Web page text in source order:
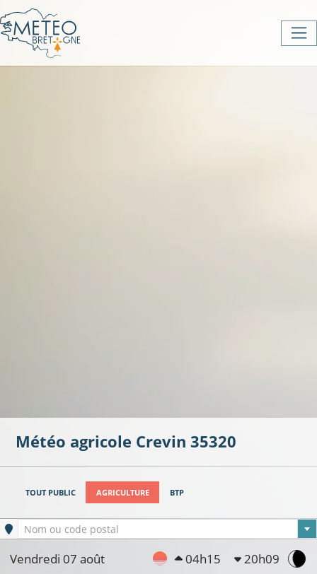
Météo agricole Crevin 35320
TOUT PUBLIC AGRICULTURE BTP
Ville sélectionnée
Nom ou code postal
Vendredi 07 août 04h15 20h09